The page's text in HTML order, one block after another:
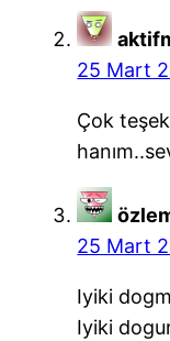
25 Mart
Çok
25 Mart
Iyiki
Iyiki